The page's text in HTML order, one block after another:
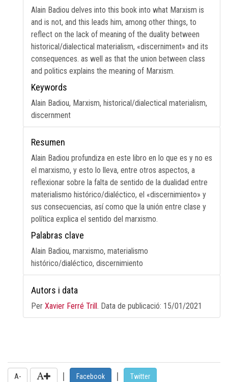
Alain Badiou delves into this book into what Marxism is
and is not, and this leads him, among other things, to
reflect on the lack of meaning of the duality between
historical/dialectical materialism, «discerniment» and its
consequences. as well as that the union between class
and politics explains the meaning of Marxism.
Keywords
Alain Badiou, Marxism, historical/dialectical materialism,
discernment
Resumen
Alain Badiou profundiza en este libro en lo que es y no es
el marxismo, y esto lo lleva, entre otros aspectos, a
reflexionar sobre la falta de sentido de la dualidad entre
materialismo histórico/dialéctico, el «discernimiento» y
sus consecuencias, así como que la unión entre clase y
política explica el sentido del marxismo.
Palabras clave
Alain Badiou, marxismo, materialismo
histórico/dialéctico, discernimiento
Autors i data
Per Xavier Ferré Trill. Data de publicació: 15/01/2021
A- | Facebook | Twitter